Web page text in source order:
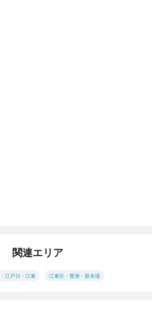
関連エリア
江戸川・江東 江東区・豊洲・新木場